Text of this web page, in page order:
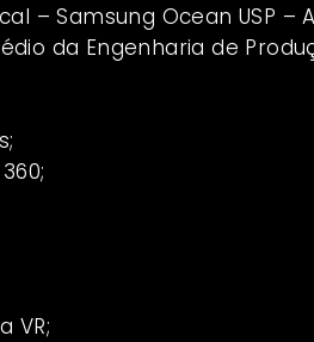
– Samsung Ocean USP –
da Engenharia de
VR;